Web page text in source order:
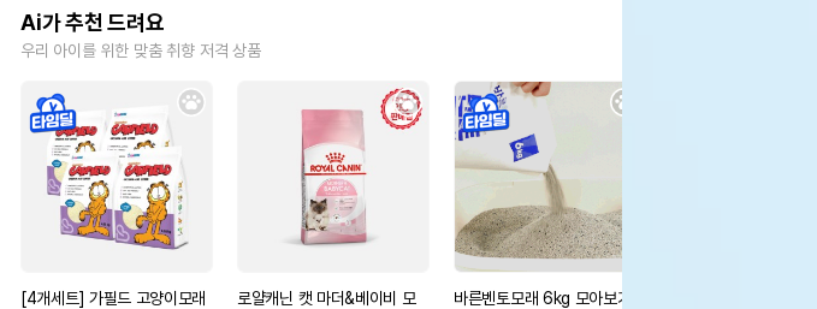
Ai가 추천 드려요
우리 아이를 위한 맞춤 취향 저격 상품
[4개세트] 가필드 고양이모래
로얄캐닌 캣 마더&베이비 모
바른벤토모래 6kg 모아보기